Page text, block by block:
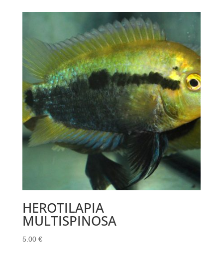
HEROTILAPIA
MULTISPINOSA
5.00 €